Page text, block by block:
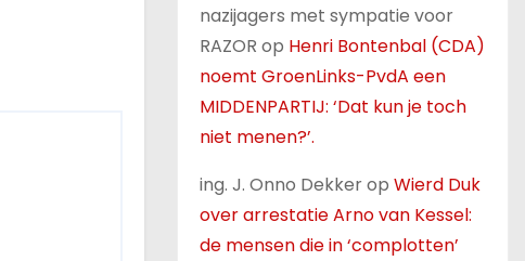
nazijagers met sympatie voor
RAZOR op Henri Bontenbal (CDA)
noemt GroenLinks-PvdA een
MIDDENPARTIJ: ‘Dat kun je toch
niet menen?’.
ing. J. Onno Dekkerop Wierd Duk
over arrestatie Arno van Kessel:
de mensen die in ‘complotten’